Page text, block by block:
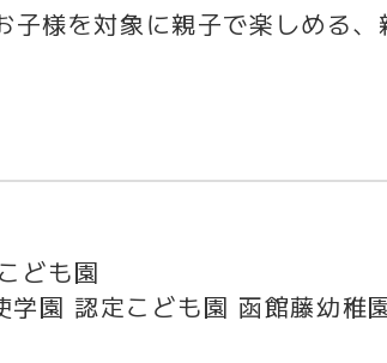
様を対象に親子で楽しめる
ども園
学園 認定こども園 函館藤幼稚